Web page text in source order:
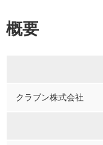
概要
クラブン株式会社